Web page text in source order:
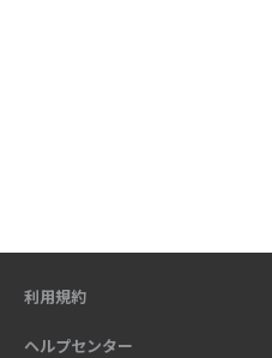
利用規約
ヘルプセンター